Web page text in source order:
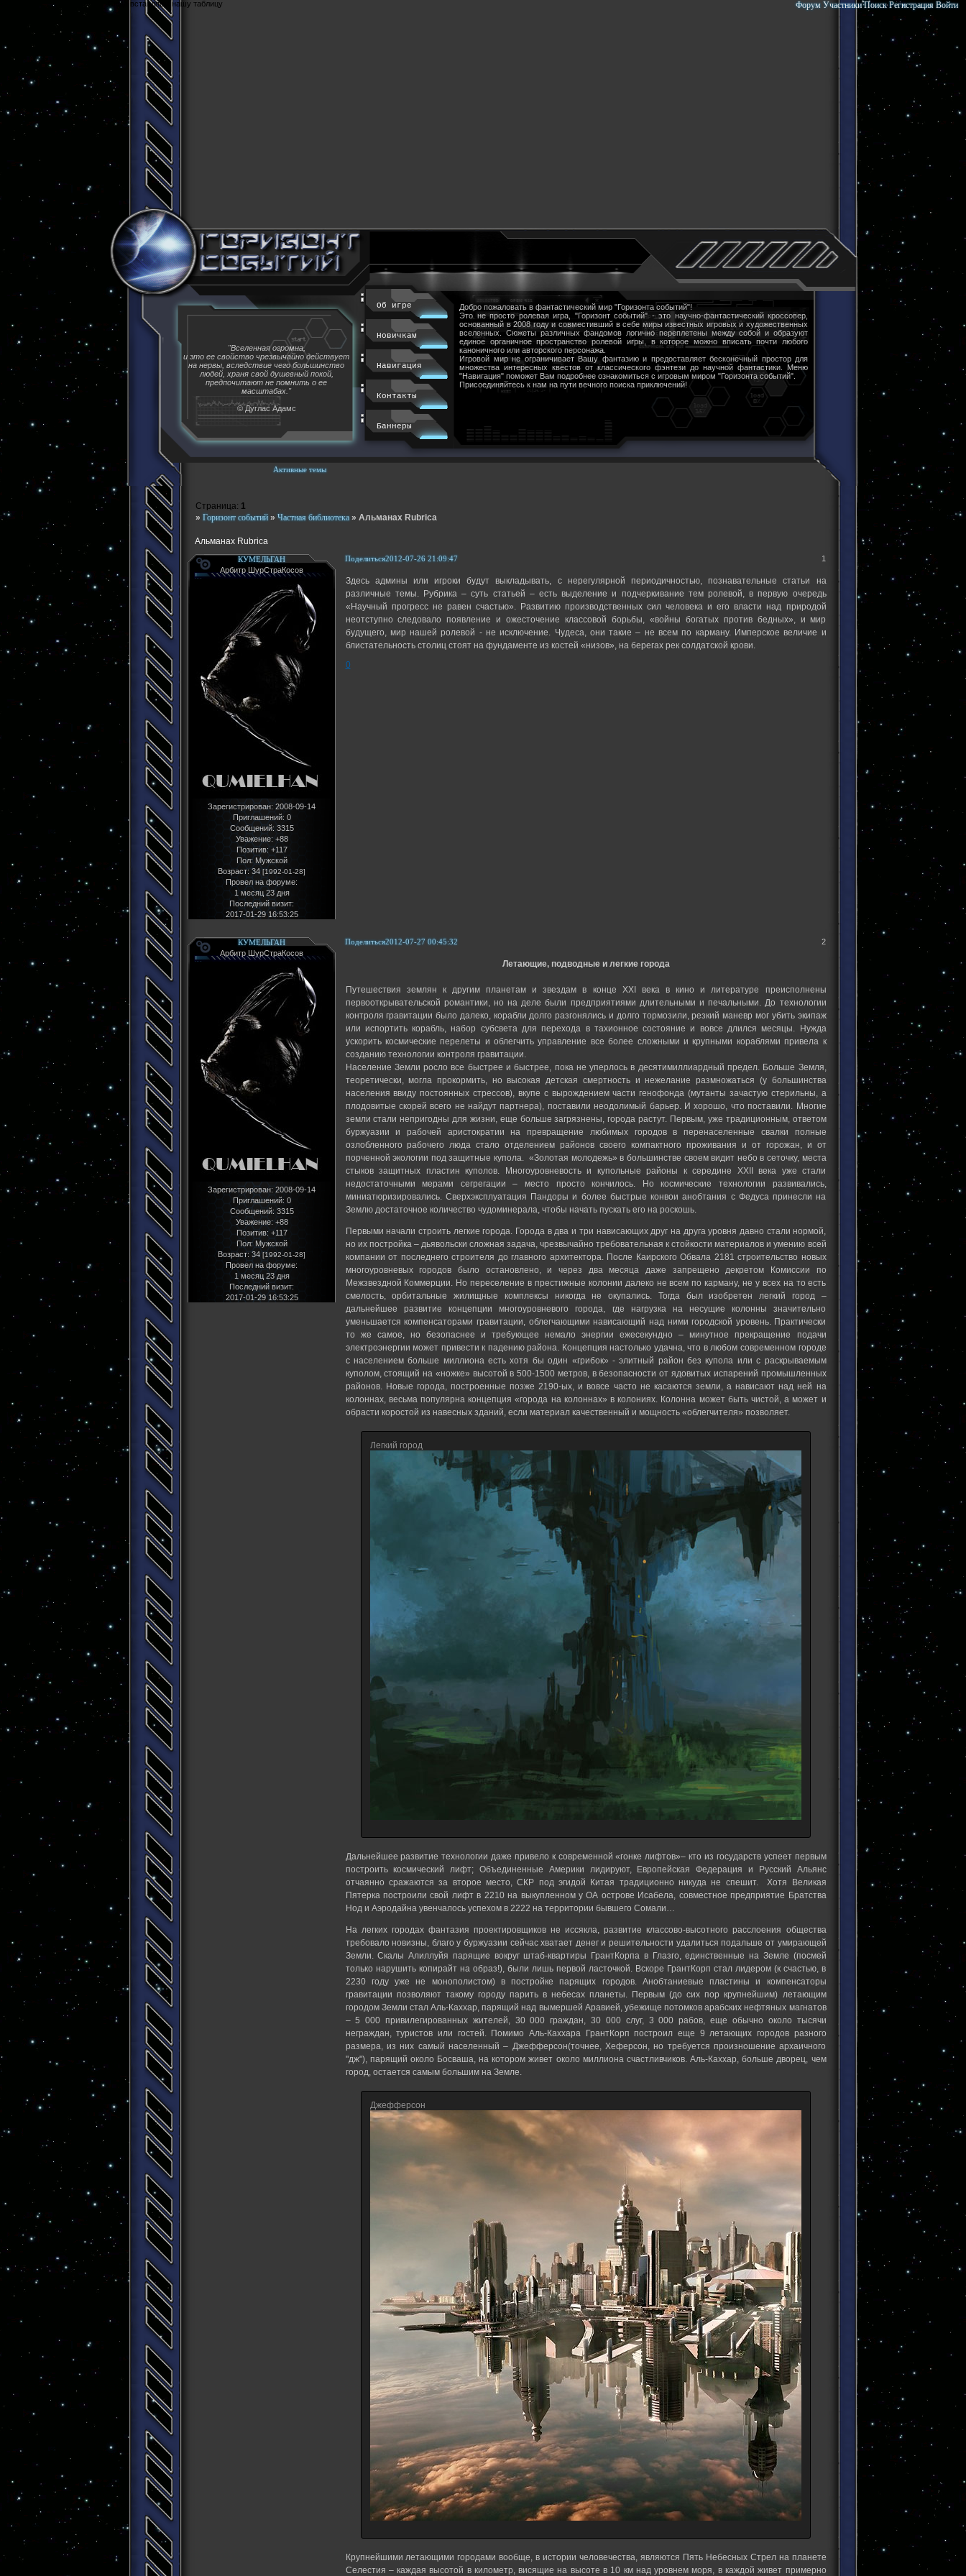
Cюда вставляем нашу таблицу Форум Участники Поиск Регистрация Войти
Активные темы
"Вселенная огромна,
и это ее свойство чрезвычайно действует
на нервы, вследствие чего большинство
людей, храня свой душевный покой,
предпочитают не помнить о ее
масштабах."
© Дуглас Адамс
Об игре
Новичкам
Навигация
Контакты
Баннеры
Добро пожаловать в фантастический мир "Горизонта событий"!
Это не просто ролевая игра, "Горизонт событий" - это научно-фантастический кроссовер,
основанный в 2008 году и совместивший в себе миры известных игровых и художественных
вселенных. Сюжеты различных фандомов логично переплетены между собой и образуют
единое органичное пространство ролевой игры, в которое можно вписать почти любого
каноничного или авторского персонажа.
Игровой мир не ограничивает Вашу фантазию и предоставляет бесконечный простор для
множества интересных квестов от классического фэнтези до научной фантастики. Меню
"Навигация" поможет Вам подробнее ознакомиться с игровым миром "Горизонта событий".
Присоединяйтесь к нам на пути вечного поиска приключений!
» Горизонт событий » Частная библиотека » Альманах Rubrica
Альманах Rubrica
Страница: 1
Поделиться 1
2012-07-26 21:09:47
КУМЕЛЬГАН
Арбитр ШурСтраКосов
Зарегистрирован: 2008-09-14
Приглашений: 0
Сообщений: 3315
Уважение: +88
Позитив: +117
Пол: Мужской
Возраст: 34 [1992-01-28]
Провел на форуме:
1 месяц 23 дня
Последний визит:
2017-01-29 16:53:25
Здесь админы или игроки будут выкладывать, с нерегулярной периодичностью, познавательные статьи на
различные темы. Рубрика – суть статьей – есть выделение и подчеркивание тем ролевой, в первую очередь
«Научный прогресс не равен счастью». Развитию производственных сил человека и его власти над природой
неотступно следовало появление и ожесточение классовой борьбы, «войны богатых против бедных», и мир
будущего, мир нашей ролевой - не исключение. Чудеса, они такие – не всем по карману. Имперское величие и
блистательность столиц стоят на фундаменте из костей «низов», на берегах рек солдатской крови.
0
Поделиться 2
2012-07-27 00:45:32
КУМЕЛЬГАН
Арбитр ШурСтраКосов
Зарегистрирован: 2008-09-14
Приглашений: 0
Сообщений: 3315
Уважение: +88
Позитив: +117
Пол: Мужской
Возраст: 34 [1992-01-28]
Провел на форуме:
1 месяц 23 дня
Последний визит:
2017-01-29 16:53:25
Летающие, подводные и легкие города
Путешествия землян к другим планетам и звездам в конце ХХI века в кино и литературе преисполнены
первооткрывательской романтики, но на деле были предприятиями длительными и печальными. До технологии
контроля гравитации было далеко, корабли долго разгонялись и долго тормозили, резкий маневр мог убить экипаж
или испортить корабль, набор субсвета для перехода в тахионное состояние и вовсе длился месяцы. Нужда
ускорить космические перелеты и облегчить управление все более сложными и крупными кораблями привела к
созданию технологии контроля гравитации.
Население Земли росло все быстрее и быстрее, пока не уперлось в десятимиллиардный предел. Больше Земля,
теоретически, могла прокормить, но высокая детская смертность и нежелание размножаться (у большинства
населения ввиду постоянных стрессов), вкупе с вырождением части генофонда (мутанты зачастую стерильны, а
плодовитые скорей всего не найдут партнера), поставили неодолимый барьер. И хорошо, что поставили. Многие
земли стали непригодны для жизни, еще больше загрязнены, города растут. Первым, уже традиционным, ответом
буржуазии и рабочей аристократии на превращение любимых городов в перенаселенные свалки полные
озлобленного рабочего люда стало отделением районов своего компактного проживания и от горожан, и от
порченной экологии под защитные купола. «Золотая молодежь» в большинстве своем видит небо в сеточку, места
стыков защитных пластин куполов. Многоуровневость и купольные районы к середине XXII века уже стали
недостаточными мерами сегрегации – место просто кончилось. Но космические технологии развивались,
миниатюризировались. Сверхэксплуатация Пандоры и более быстрые конвои анобтания с Федуса принесли на
Землю достаточное количество чудоминерала, чтобы начать пускать его на роскошь.
Первыми начали строить легкие города. Города в два и три нависающих друг на друга уровня давно стали нормой,
но их постройка – дьявольски сложная задача, чрезвычайно требовательная к стойкости материалов и умению всей
компании от последнего строителя до главного архитектора. После Каирского Обвала 2181 строительство новых
многоуровневых городов было остановлено, и через два месяца даже запрещено декретом Комиссии по
Межзвездной Коммерции. Но переселение в престижные колонии далеко не всем по карману, не у всех на то есть
смелость, орбитальные жилищные комплексы никогда не окупались. Тогда был изобретен легкий город –
дальнейшее развитие концепции многоуровневого города, где нагрузка на несущие колонны значительно
уменьшается компенсаторами гравитации, облегчающими нависающий над ними городской уровень. Практически
то же самое, но безопаснее и требующее немало энергии ежесекундно – минутное прекращение подачи
электроэнергии может привести к падению района. Концепция настолько удачна, что в любом современном городе
с населением больше миллиона есть хотя бы один «грибок» - элитный район без купола или с раскрываемым
куполом, стоящий на «ножке» высотой в 500-1500 метров, в безопасности от ядовитых испарений промышленных
районов. Новые города, построенные позже 2190-ых, и вовсе часто не касаются земли, а нависают над ней на
колоннах, весьма популярна концепция «города на колоннах» в колониях. Колонна может быть чистой, а может и
обрасти коростой из навесных зданий, если материал качественный и мощность «облегчителя» позволяет.
Легкий город
Дальнейшее развитие технологии даже привело к современной «гонке лифтов»– кто из государств успеет первым
построить космический лифт; Объединенные Америки лидируют, Европейская Федерация и Русский Альянс
отчаянно сражаются за второе место, СКР под эгидой Китая традиционно никуда не спешит. Хотя Великая
Пятерка построили свой лифт в 2210 на выкупленном у ОА острове Исабела, совместное предприятие Братства
Нод и Аэродайна увенчалось успехом в 2222 на территории бывшего Сомали…
На легких городах фантазия проектировщиков не иссякла, развитие классово-высотного расслоения общества
требовало новизны, благо у буржуазии сейчас хватает денег и решительности удалиться подальше от умирающей
Земли. Скалы Алиллуйя парящие вокруг штаб-квартиры ГрантКорпа в Глазго, единственные на Земле (посмей
только нарушить копирайт на образ!), были лишь первой ласточкой. Вскоре ГрантКорп стал лидером (к счастью, в
2230 году уже не монополистом) в постройке парящих городов. Анобтаниевые пластины и компенсаторы
гравитации позволяют такому городу парить в небесах планеты. Первым (до сих пор крупнейшим) летающим
городом Земли стал Аль-Каххар, парящий над вымершей Аравией, убежище потомков арабских нефтяных магнатов
– 5 000 привилегированных жителей, 30 000 граждан, 30 000 слуг, 3 000 рабов, еще обычно около тысячи
неграждан, туристов или гостей. Помимо Аль-Каххара ГрантКорп построил еще 9 летающих городов разного
размера, из них самый населенный – Джефферсон(точнее, Хеферсон, но требуется произношение архаичного
"дж"), парящий около Босваша, на котором живет около миллиона счастливчиков. Аль-Каххар, больше дворец, чем
город, остается самым большим на Земле.
Джефферсон
Крупнейшими летающими городами вообще, в истории человечества, являются Пять Небесных Стрел на планете
Селестия – каждая высотой в километр, висящие на высоте в 10 км над уровнем моря, в каждой живет примерно